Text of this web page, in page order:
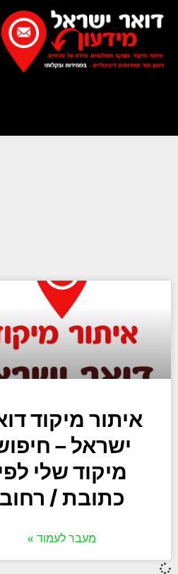
איתור מיקוד
ישראל –
מיקוד שלי
כתובת / רחוב
מעבר לעמוד »